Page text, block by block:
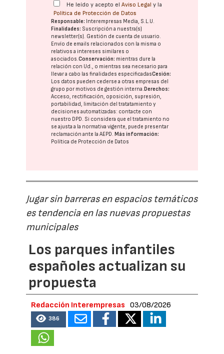
He leído y acepto elAviso Legal y la
Política de Protección de Datos
Responsable: Interempresas Media, S.L.U.
Finalidades: Suscripción a nuestra(s)
newsletter(s). Gestión de cuenta de usuario.
Envío de emails relacionados con la misma o
relativos a intereses similares o
asociados.Conservación: mientras dure la
relación con Ud., o mientras sea necesario para
llevar a cabo las finalidades especificadasCesión:
Los datos pueden cederse a otras empresas del
grupo por motivos de gestión interna.Derechos:
Acceso, rectificación, oposición, supresión,
portabilidad, limitación del tratatamiento y
decisiones automatizadas: contacte con
nuestro DPD. Si considera que el tratamiento no
se ajusta a la normativa vigente, puede presentar
reclamación ante laAEPD.Más información:
Política de Protección de Datos
Jugar sin barreras en espacios temáticos
es tendencia en las nuevas propuestas
municipales
Los parques infantiles
españoles actualizan su
propuesta
Redacción Interempresas 03/08/2026
386